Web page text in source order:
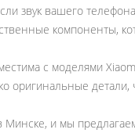
звук вашего
компоненты,
с моделями
оригинальные детали,
Минске, и мы